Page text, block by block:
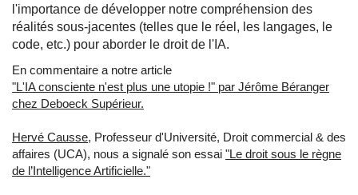
l'importance de développer notre compréhension des
réalités sous-jacentes (telles que le réel, les langages, le
code, etc.) pour aborder le droit de l'IA.
En commentaire a notre article
"L'IA consciente n'est plus une utopie !" par Jérôme Béranger
chez Deboeck Supérieur.
Hervé Causse, Professeur d'Université, Droit commercial & des
affaires (UCA), nous a signalé son essai "Le droit sous le règne
de l’Intelligence Artificielle."